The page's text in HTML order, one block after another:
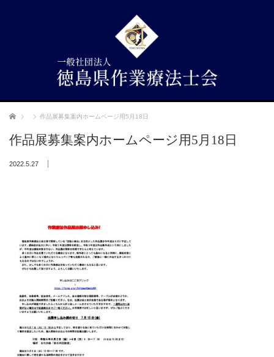
ホーム 作品展募集案内ホームページ用5月18日
作品展募集案内ホームページ用5月18日
2022.5.27